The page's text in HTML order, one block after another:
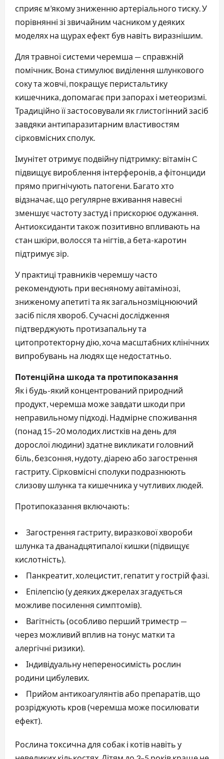
сприяє м’якому зниженню артеріального тиску. У
порівнянні зі звичайним часником у деяких
моделях на щурах ефект був навіть виразнішим.
Для травної системи черемша — справжній
помічник. Вона стимулює виділення шлункового
соку та жовчі, покращує перистальтику
кишечника, допомагає при запорах і метеоризмі.
Традиційно її застосовували як глистогінний засіб
завдяки антипаразитарним властивостям
сірковмісних сполук.
Імунітет отримує подвійну підтримку: вітамін C
підвищує вироблення інтерферонів, а фітонциди
прямо пригнічують патогени. Багато хто
відзначає, що регулярне вживання навесні
зменшує частоту застуд і прискорює одужання.
Антиоксиданти також позитивно впливають на
стан шкіри, волосся та нігтів, а бета-каротин
підтримує зір.
У практиці травників черемшу часто
рекомендують при весняному авітамінозі,
зниженому апетиті та як загальнозміцнюючий
засіб після хвороб. Сучасні дослідження
підтверджують протизапальну та
цитопротекторну дію, хоча масштабних клінічних
випробувань на людях ще недостатньо.
Потенційна шкода та протипоказання
Як і будь-який концентрований природний
продукт, черемша може завдати шкоди при
неправильному підході. Надмірне споживання
(понад 15–20 молодих листків на день для
дорослої людини) здатне викликати головний
біль, безсоння, нудоту, діарею або загострення
гастриту. Сірковмісні сполуки подразнюють
слизову шлунка та кишечника у чутливих людей.
Протипоказання включають:
Загострення гастриту, виразкової хвороби
шлунка та дванадцятипалої кишки (підвищує
кислотність).
Панкреатит, холецистит, гепатит у гострій фазі.
Епілепсію (у деяких джерелах згадується
можливе посилення симптомів).
Вагітність (особливо перший триместр —
через можливий вплив на тонус матки та
алергічні ризики).
Індивідуальну непереносимість рослин
родини цибулевих.
Прийом антикоагулянтів або препаратів, що
розріджують кров (черемша може посилювати
ефект).
Рослина токсична для собак і котів навіть у